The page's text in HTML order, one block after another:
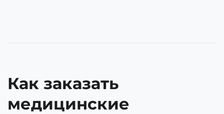
Как заказать
медицинские